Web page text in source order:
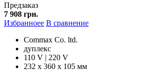
Предзаказ
7 908 грн.
Избранноее В сравнение
Commax Co. ltd.
дуплекс
110 V | 220 V
232 х 360 х 105 мм